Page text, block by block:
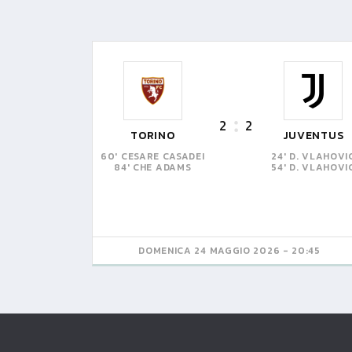
TORINO
60' CESARE CASADEI
84' CHE ADAMS
2 2 JUVENTUS
24' D.
54' D.
DOMENICA 24 MAGGIO 2026 - 20:45